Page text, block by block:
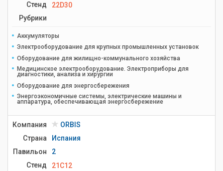
Стенд
22D30
Рубрики
Аккумуляторы
Электрооборудование для крупных промышленных установок
Оборудование для жилищно-коммунального хозяйства
Медицинское электрооборудование. Электроприборы для
диагностики, анализа и хирургии
Оборудование для энергосбережения
Энергоэкономичные системы, электрические машины и
аппаратура, обеспечивающая энергосбережение
Компания
ORBIS
Страна
Испания
Павильон
2
Стенд
21C12